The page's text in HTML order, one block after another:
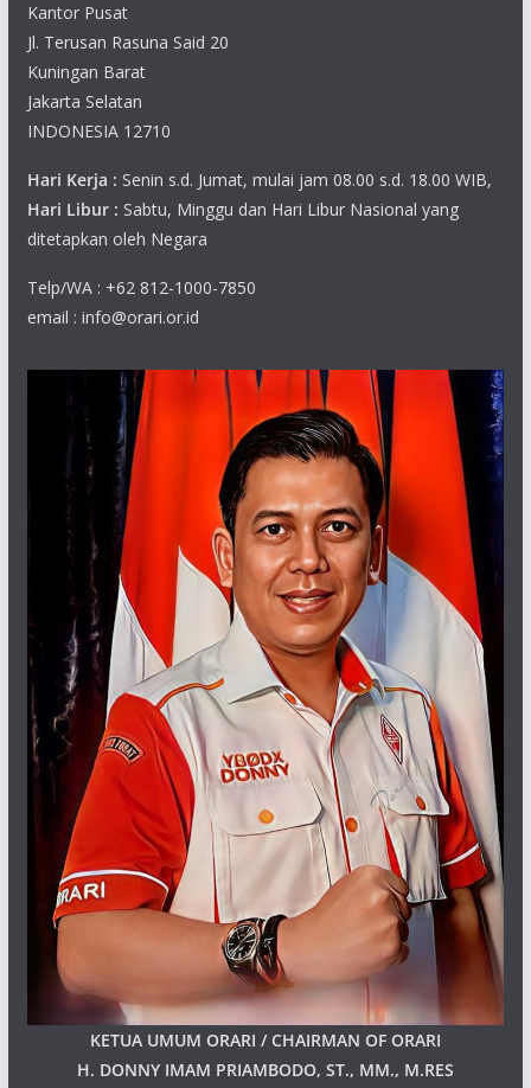
Kantor Pusat
Jl. Terusan Rasuna Said 20
Kuningan Barat
Jakarta Selatan
INDONESIA 12710
Hari Kerja : Senin s.d. Jumat, mulai jam 08.00 s.d. 18.00 WIB,
Hari Libur : Sabtu, Minggu dan Hari Libur Nasional yang
ditetapkan oleh Negara
Telp/WA : +62 812-1000-7850
email : info@orari.or.id
KETUA UMUM ORARI / CHAIRMAN OF ORARI
H. DONNY IMAM PRIAMBODO, ST., MM., M.RES